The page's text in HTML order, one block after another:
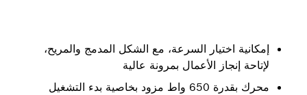
إمكانية اختيار السرعة، مع الشكل المدمج والمريح،
لإتاحة إنجاز الأعمال بمرونة عالية
محرك بقدرة 650 واط مزود بخاصية بدء التشغيل